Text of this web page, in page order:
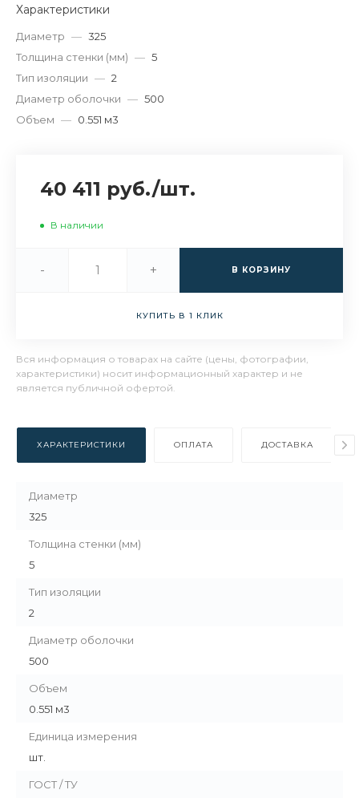
Характеристики
Диаметр — 325
Толщина стенки (мм) — 5
Тип изоляции — 2
Диаметр оболочки — 500
Объем — 0.551 м3
40 411 руб./шт.
В наличии
- + В КОРЗИНУ
КУПИТЬ В 1 КЛИК
Вся информация о товарах на сайте (цены, фотографии,
характеристики) носит информационный характер и не
является публичной офертой.
ХАРАКТЕРИСТИКИ ОПЛАТА ДОСТАВКА
Диаметр
325
Толщина стенки (мм)
5
Тип изоляции
2
Диаметр оболочки
500
Объем
0.551 м3
Единица измерения
шт.
ГОСТ / ТУ